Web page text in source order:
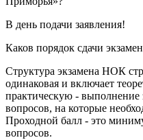
В день подачи заявления!
Каков порядок сдачи
Структура экзамена НОК
одинаковая и включает
практическую - выполнение
вопросов, на которые
Проходной балл - это
вопросов.